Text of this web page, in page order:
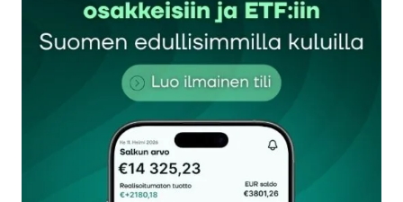
Sähköpostiosoitettasi ei julkaista.Pakolliset
kentät on merkitty*
Kommentti*